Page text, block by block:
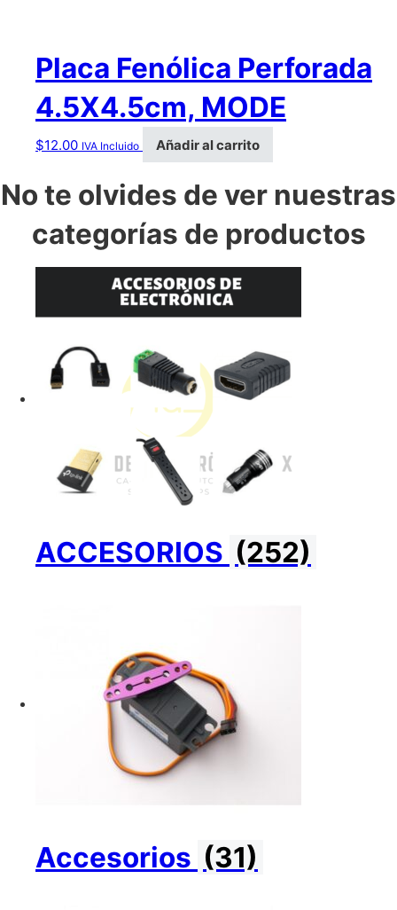
Placa Fenólica Perforada
4.5X4.5cm, MODE
$12.00 IVA Incluido Añadir al carrito
No te olvides de ver nuestras
categorías de productos
ACCESORIOS (252)
Accesorios (31)